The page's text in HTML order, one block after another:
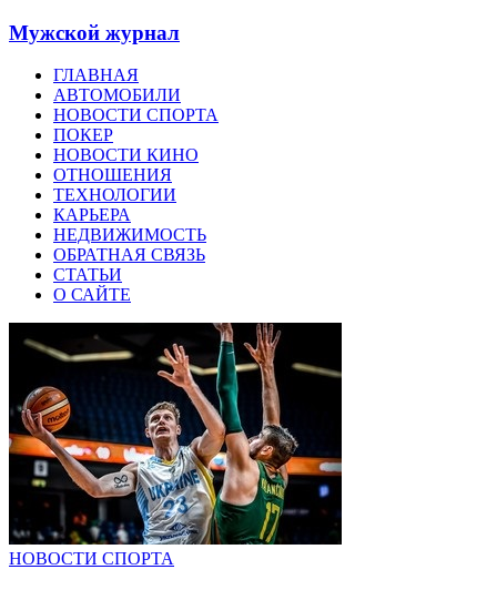
Мужской журнал
ГЛАВНАЯ
АВТОМОБИЛИ
НОВОСТИ СПОРТА
ПОКЕР
НОВОСТИ КИНО
ОТНОШЕНИЯ
ТЕХНОЛОГИИ
КАРЬЕРА
НЕДВИЖИМОСТЬ
ОБРАТНАЯ СВЯЗЬ
СТАТЬИ
О САЙТЕ
НОВОСТИ СПОРТА